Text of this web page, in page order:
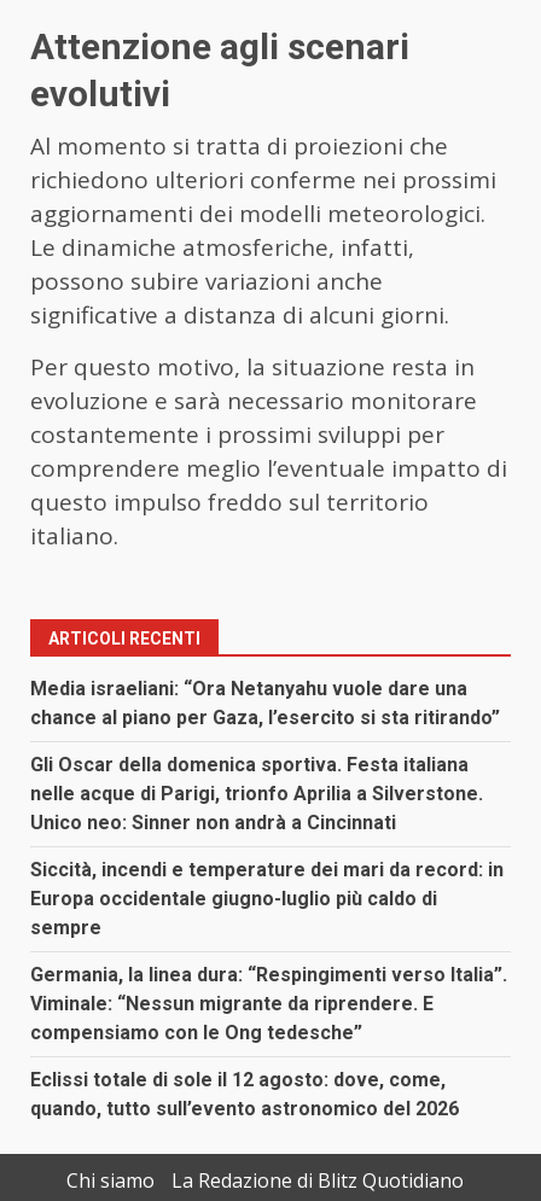
Attenzione agli scenari
evolutivi
Al momento si tratta di proiezioni che
richiedono ulteriori conferme nei prossimi
aggiornamenti dei modelli meteorologici.
Le dinamiche atmosferiche, infatti,
possono subire variazioni anche
significative a distanza di alcuni giorni.
Per questo motivo, la situazione resta in
evoluzione e sarà necessario monitorare
costantemente i prossimi sviluppi per
comprendere meglio l’eventuale impatto di
questo impulso freddo sul territorio
italiano.
ARTICOLI RECENTI
Media israeliani: “Ora Netanyahu vuole dare una
chance al piano per Gaza, l’esercito si sta ritirando”
Gli Oscar della domenica sportiva. Festa italiana
nelle acque di Parigi, trionfo Aprilia a Silverstone.
Unico neo: Sinner non andrà a Cincinnati
Siccità, incendi e temperature dei mari da record: in
Europa occidentale giugno-luglio più caldo di
sempre
Germania, la linea dura: “Respingimenti verso Italia”.
Viminale: “Nessun migrante da riprendere. E
compensiamo con le Ong tedesche”
Eclissi totale di sole il 12 agosto: dove, come,
quando, tutto sull’evento astronomico del 2026
Chi siamo
La Redazione di Blitz Quotidiano